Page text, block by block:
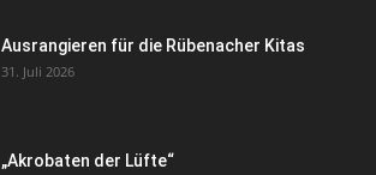
Ausrangieren für die Rübenacher Kitas
31. Juli 2026
„Akrobaten der Lüfte“